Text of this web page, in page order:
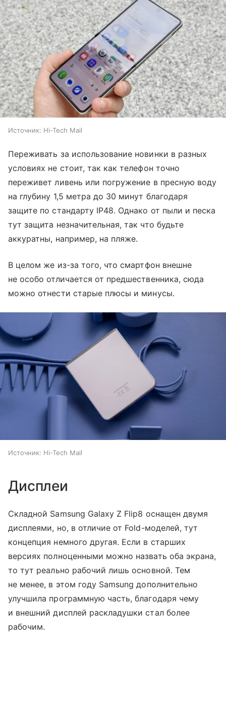
Источник: Hi-Tech Mail
Переживать за использование новинки в разных
условиях не стоит, так как телефон точно
переживет ливень или погружение в пресную воду
на глубину 1,5 метра до 30 минут благодаря
защите по стандарту IP48. Однако от пыли и песка
тут защита незначительная, так что будьте
аккуратны, например, на пляже.
В целом же из-за того, что смартфон внешне
не особо отличается от предшественника, сюда
можно отнести старые плюсы и минусы.
Источник: Hi-Tech Mail
Дисплеи
Складной Samsung Galaxy Z Flip8 оснащен двумя
дисплеями, но, в отличие от Fold-моделей, тут
концепция немного другая. Если в старших
версиях полноценными можно назвать оба экрана,
то тут реально рабочий лишь основной. Тем
не менее, в этом году Samsung дополнительно
улучшила программную часть, благодаря чему
и внешний дисплей раскладушки стал более
рабочим.